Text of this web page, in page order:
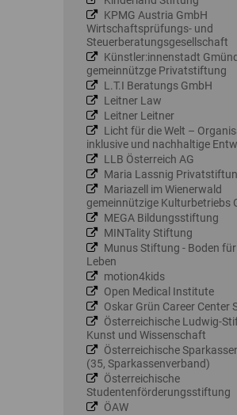
KPMG Austria GmbH
Wirtschaftsprüfungs- und
Steuerberatungsgesellschaft
Künstler:innenstadt Gmünd
gemeinnützge Privatstiftung
L.T.I Beratungs GmbH
Leitner Law
Leitner Leitner
Licht für die Welt –
inklusive und nachhaltige
LLB Österreich AG
Maria Lassnig
Mariazell im Wienerwald
gemeinnützige Kulturbetriebs
MEGA Bildungsstiftung
MINTality Stiftung
Munus Stiftung - Boden
Leben
motion4kids
Open Medical Institute
Oskar Grün Career Center
Österreichische Ludwig-
Kunst und Wissenschaft
Österreichische
(35, Sparkassenverband)
Österreichische
Studentenförderungsstiftung
ÖAW